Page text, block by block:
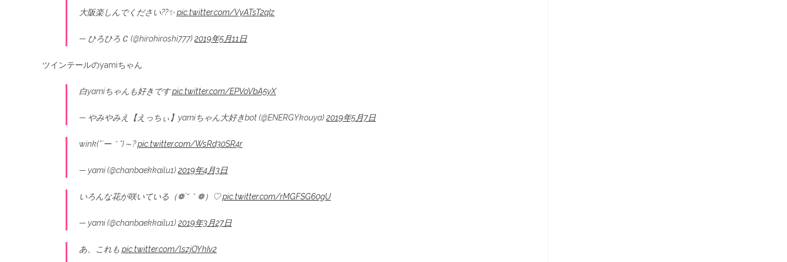
大阪楽しんでください??✨pic.twitter.com/VyATsT2qIz
— ひろひろＣ (@hirohiroshi777)2019年5月11日
ツインテールのyamiちゃん
白yamiちゃんも好きですpic.twitter.com/EPVoVbA5yX
— やみやみえ【えっちぃ】yamiちゃん大好きbot (@ENERGYkouya)2019年5月7日
wink(*´ー｀*)～?pic.twitter.com/WsRd30SR4r
— yami (@chanbaekkailu1)2019年4月3日
いろんな花が咲いている（❁´˘｀❁）♡pic.twitter.com/rMGFSG60gU
— yami (@chanbaekkailu1)2019年3月27日
あ、これも pic.twitter.com/lszjOYhIv2